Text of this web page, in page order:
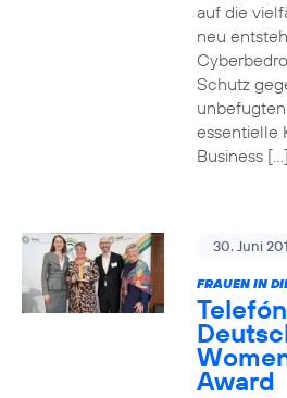
auf die
neu
Schutz
essentielle
Business […]
30. Juni
FRAUEN IN
Award